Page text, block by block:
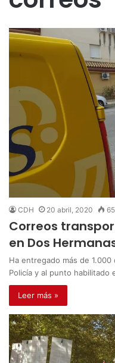
CDH 20 abril, 2020 65
Correos
en Dos
Ha entregado más de
Policía y al punto habilitado
Leer más »